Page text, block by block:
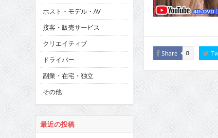
Share 0
ホスト・モデル・AV
接客・販売サービス
クリエイティブ
ドライバー
副業・在宅・独立
その他
最近の投稿